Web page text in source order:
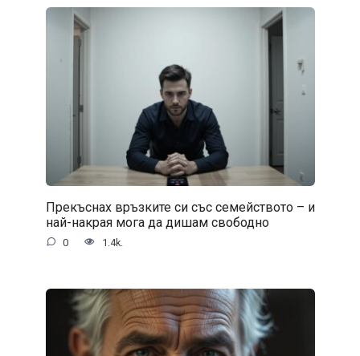
Прекъснах връзките си със семейството – и
най-накрая мога да дишам свободно
0 1.4k.